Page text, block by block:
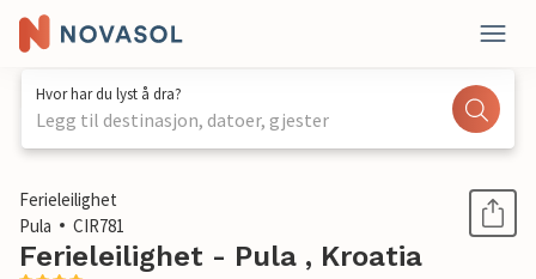
Hvor har du lyst å dra?
Legg til destinasjon, datoer, gjester
1 / 27
Ferieleilighet
Pula
CIR781
Ferieleilighet - Pula , Kroatia